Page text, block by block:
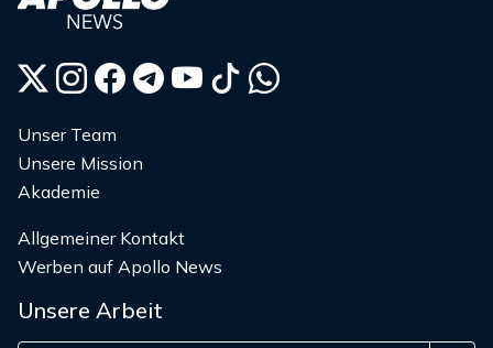
Unser Team
Unsere Mission
Akademie
Allgemeiner Kontakt
Werben auf Apollo News
Unsere Arbeit